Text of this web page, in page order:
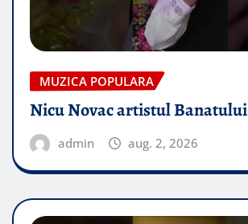
MUZICA POPULARA
Nicu Novac artistul Banatului
admin aug. 2, 2026